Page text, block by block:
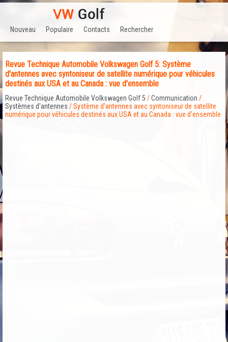
Nouveau Populaire Contacts Rechercher
Revue Technique Automobile Volkswagen Golf 5: Système
d'antennes avec syntoniseur de satellite numérique pour véhicules
destinés aux USA et au Canada : vue d'ensemble
Revue Technique Automobile Volkswagen Golf 5 /Communication /
Systèmes d'antennes / Système d'antennes avec syntoniseur de satellite
numérique pour véhicules destinés aux USA et au Canada : vue d'ensemble